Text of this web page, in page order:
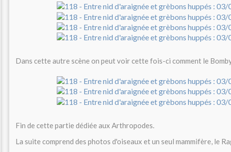
Dans cette autre scène on peut voir cette fois-ci comment le
Fin de cette partie dédiée aux Arthropodes.
La suite comprend des photos d'oiseaux et un seul mammifère, le